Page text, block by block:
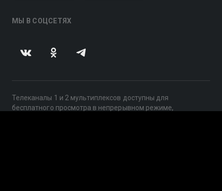
МЫ В СОЦСЕТЯХ
Телеканалы 1 и 2 мультиплексов доступны для
бесплатного просмотра в непрерывном режиме,